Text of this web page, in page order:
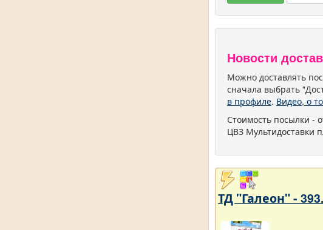
Новости
Можно доставлять
сначала выбрать
в профиле. Видео, о
Стоимость посылки -
ЦВЗ Мультидоставки
ТД "Галеон" -